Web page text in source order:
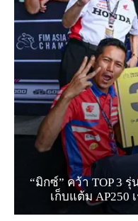
“มิกซ์” คว้า TOP 3 รุ่
เก็บแต้ม AP250